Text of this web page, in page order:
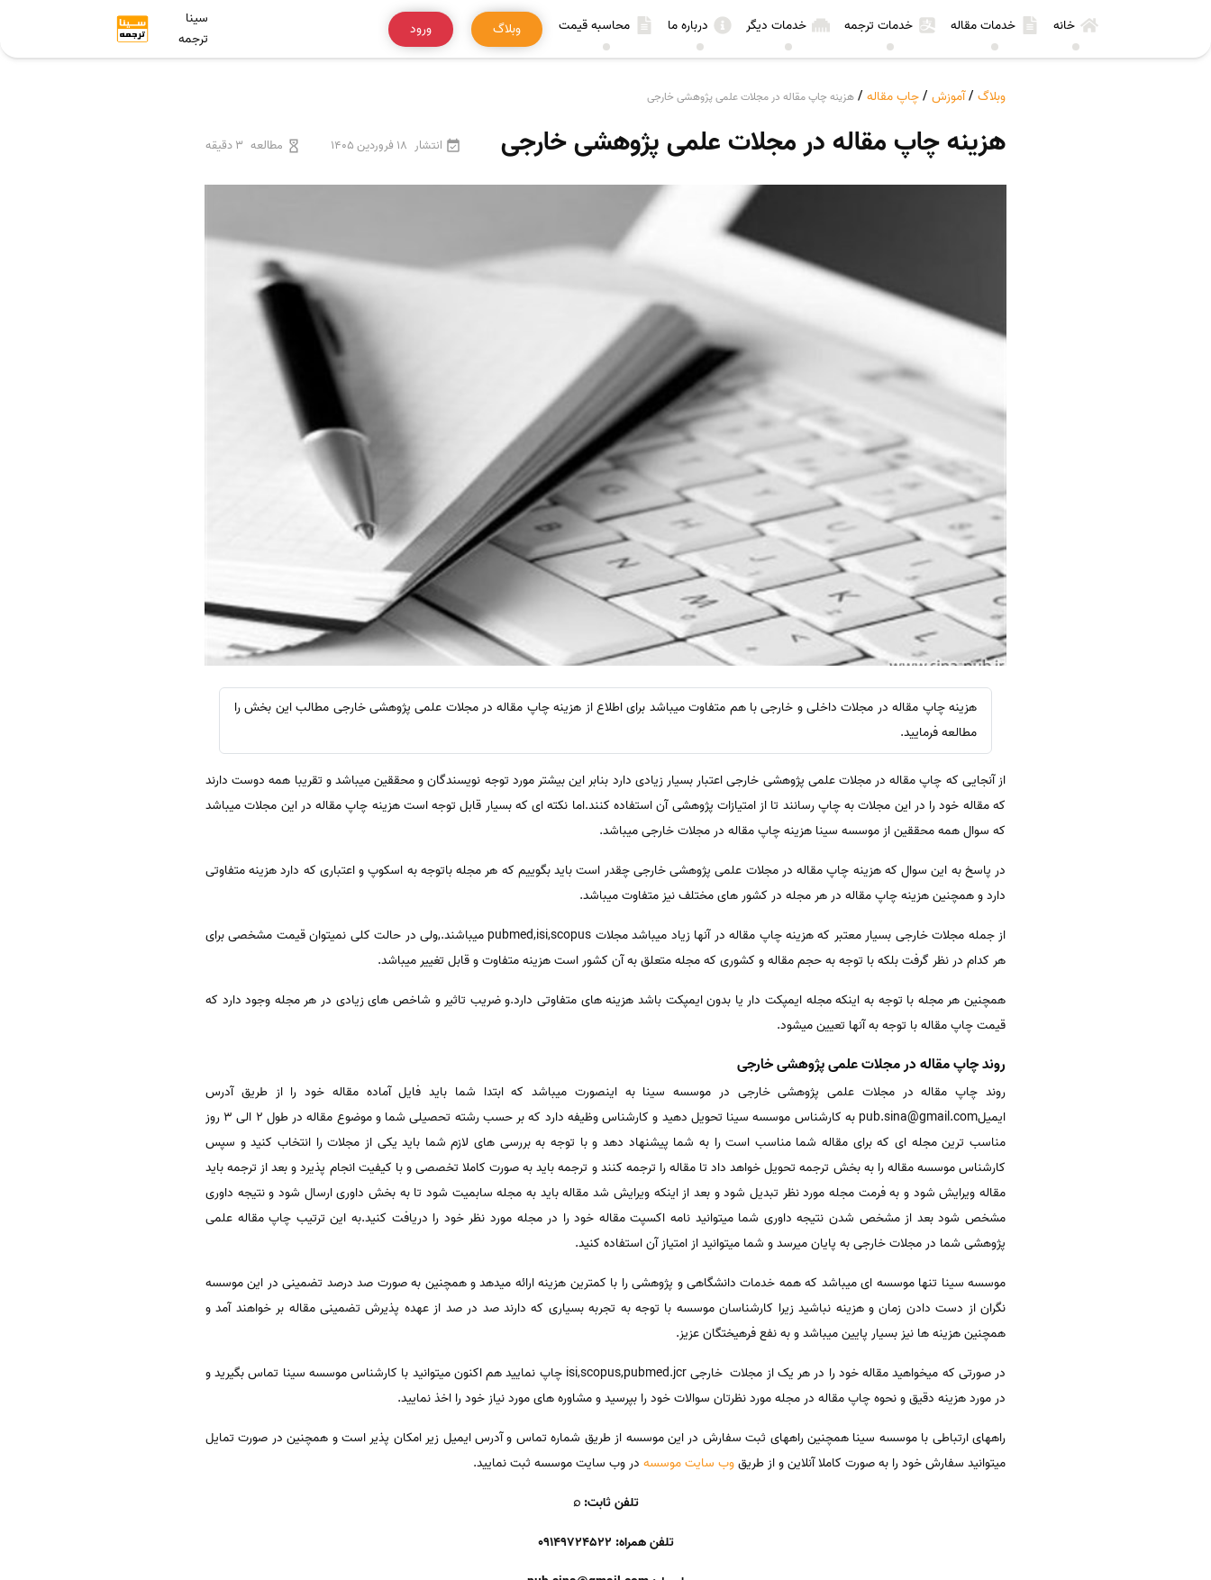
خانه خدمات مقاله خدمات ترجمه خدمات دیگر درباره ما محاسبه قیمت وبلاگ ورود
سینا
ترجمه
وبلاگ /آموزش /چاپ مقاله / هزینه چاپ مقاله در مجلات علمی پژوھشی خارجی
هزینه چاپ مقاله در مجلات علمی پژوھشی خارجی انتشار 18 فروردین 1405 مطالعه 3 دقیقه
هزینه چاپ مقاله در مجلات داخلی و خارجی با هم متفاوت میباشد برای اطلاع از هزینه چاپ مقاله در مجلات علمی پژوهشی خارجی مطالب این بخش را
مطالعه فرمایید.
از آنجایی که چاپ مقاله در مجلات علمی پژوهشی خارجی اعتبار بسیار زیادی دارد بنابر این بیشتر مورد توجه نویسندگان و محققین میباشد و تقریبا همه دوست دارند
که مقاله خود را در این مجلات به چاپ رسانند تا از امتیازات پژوهشی آن استفاده کنند.اما نکته ای که بسیار قابل توجه است هزینه چاپ مقاله در این مجلات میباشد
که سوال همه محققین از موسسه سینا هزینه چاپ مقاله در مجلات خارجی میباشد.
در پاسخ به این سوال که هزینه چاپ مقاله در مجلات علمی پژوهشی خارجی چقدر است باید بگوییم که هر مجله باتوجه به اسکوپ و اعتباری که دارد هزینه متفاوتی
دارد و همچنین هزینه چاپ مقاله در هر مجله در کشور های مختلف نیز متفاوت میباشد.
از جمله مجلات خارجی بسیار معتبر که هزینه چاپ مقاله در آنها زیاد میباشد مجلات pubmed,isi,scopus میباشند.,ولی در حالت کلی نمیتوان قیمت مشخصی برای
هر کدام در نظر گرفت بلکه با توجه به حجم مقاله و کشوری که مجله متعلق به آن کشور است هزینه متفاوت و قابل تغییر میباشد.
همچنین هر مجله با توجه به اینکه مجله ایمپکت دار یا بدون ایمپکت باشد هزینه های متفاوتی دارد.و ضریب تاثیر و شاخص های زیادی در هر مجله وجود دارد که
قیمت چاپ مقاله با توجه به آنها تعیین میشود.
روند چاپ مقاله در مجلات علمی پژوهشی خارجی
روند چاپ مقاله در مجلات علمی پژوهشی خارجی در موسسه سینا به اینصورت میباشد که ابتدا شما باید فایل آماده مقاله خود را از طریق آدرس
ایمیلpub.sina@gmail.com به کارشناس موسسه سینا تحویل دهید و کارشناس وظیفه دارد که بر حسب رشته تحصیلی شما و موضوع مقاله در طول 2 الی 3 روز
مناسب ترین مجله ای که برای مقاله شما مناسب است را به شما پیشنهاد دهد و با توجه به بررسی های لازم شما باید یکی از مجلات را انتخاب کنید و سپس
کارشناس موسسه مقاله را به بخش ترجمه تحویل خواهد داد تا مقاله را ترجمه کنند و ترجمه باید به صورت کاملا تخصصی و با کیفیت انجام پذیرد و بعد از ترجمه باید
مقاله ویرایش شود و به فرمت مجله مورد نظر تبدیل شود و بعد از اینکه ویرایش شد مقاله باید به مجله سابمیت شود تا به بخش داوری ارسال شود و نتیجه داوری
مشخص شود بعد از مشخص شدن نتیجه داوری شما میتوانید نامه اکسپت مقاله خود را در مجله مورد نظر خود را دریافت کنید.به این ترتیب چاپ مقاله علمی
پژوهشی شما در مجلات خارجی به پایان میرسد و شما میتوانید از امتیاز آن استفاده کنید.
موسسه سینا تنها موسسه ای میباشد که همه خدمات دانشگاهی و پژوهشی را با کمترین هزینه ارائه میدهد و همچنین به صورت صد درصد تضمینی در این موسسه
نگران از دست دادن زمان و هزینه نباشید زیرا کارشناسان موسسه با توجه به تجربه بسیاری که دارند صد در صد از عهده پذیرش تضمینی مقاله بر خواهند آمد و
همچنین هزینه ها نیز بسیار پایین میباشد و به نفع فرهیختگان عزیز.
در صورتی که میخواهید مقاله خود را در هر یک از مجلات خارجی isi,scopus,pubmed.jcr چاپ نمایید هم اکنون میتوانید با کارشناس موسسه سینا تماس بگیرید و
در مورد هزینه دقیق و نحوه چاپ مقاله در مجله مورد نظرتان سوالات خود را بپرسید و مشاوره های مورد نیاز خود را اخذ نمایید.
راههای ارتباطی با موسسه سینا همچنین راههای ثبت سفارش در این موسسه از طریق شماره تماس و آدرس ایمیل زیر امکان پذیر است و همچنین در صورت تمایل
میتوانید سفارش خود را به صورت کاملا آنلاین و از طریقوب سایت موسسه در وب سایت موسسه ثبت نمایید.
تلفن ثابت: ⌕
تلفن همراه: 09149724522